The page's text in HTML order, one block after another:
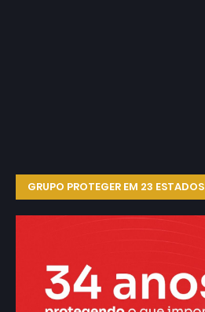
GRUPO PROTEGER EM 23 ESTADOS